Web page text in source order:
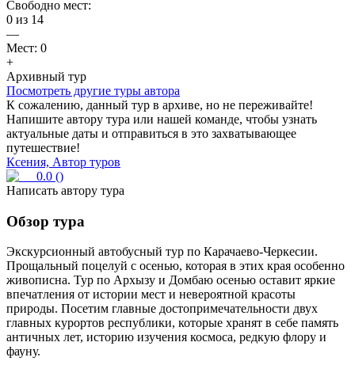
Свободно мест:
0 из 14
—
Мест: 0
+
Архивный тур
Посмотреть другие туры автора
К сожалению, данный тур в архиве, но не переживайте!
Напишите автору тура или нашей команде, чтобы узнать
актуальные даты и отправиться в это захватывающее
путешествие!
Ксения, Автор туров
0.0 ()
Написать автору тура
Обзор тура
Экскурсионный автобусный тур по Карачаево-Черкесии.
Прощальный поцелуй с осенью, которая в этих края особенно
живописна. Тур по Архызу и Домбаю осенью оставит яркие
впечатления от истории мест и невероятной красоты
природы. Посетим главные достопримечательности двух
главных курортов республики, которые хранят в себе память
античных лет, историю изучения космоса, редкую флору и
фауну.